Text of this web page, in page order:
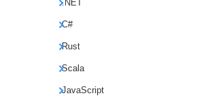
.NET
C#
Rust
Scala
JavaScript